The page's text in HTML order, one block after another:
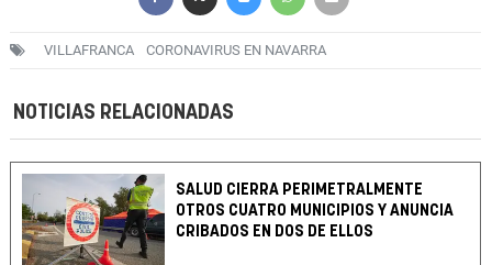
VILLAFRANCA CORONAVIRUS EN NAVARRA
NOTICIAS RELACIONADAS
SALUD CIERRA PERIMETRALMENTE
OTROS CUATRO MUNICIPIOS Y ANUNCIA
CRIBADOS EN DOS DE ELLOS